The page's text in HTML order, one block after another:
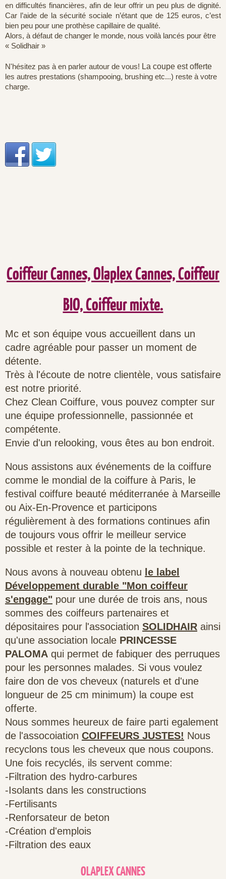
en difficultés financières, afin de leur offrir un peu plus de dignité.
Car l’aide de la sécurité sociale n’étant que de 125 euros, c’est
bien peu pour une prothèse capillaire de qualité.
Alors, à défaut de changer le monde, nous voilà lancés pour être
« Solidhair »
N'hésitez pas à en parler autour de vous! La coupe est offerte
les autres prestations (shampooing, brushing etc...) reste à votre
charge.
Coiffeur Cannes, Olaplex Cannes, Coiffeur
BIO, Coiffeur mixte.
Mc et son équipe vous accueillent dans un
cadre agréable pour passer un moment de
détente.
Très à l'écoute de notre clientèle, vous satisfaire
est notre priorité.
Chez Clean Coiffure, vous pouvez compter sur
une équipe professionnelle, passionnée et
compétente.
Envie d'un relooking, vous êtes au bon endroit.
Nous assistons aux événements de la coiffure
comme le mondial de la coiffure à Paris, le
festival coiffure beauté méditerranée à Marseille
ou Aix-En-Provence et participons
régulièrement à des formations continues afin
de toujours vous offrir le meilleur service
possible et rester à la pointe de la technique.
Nous avons à nouveau obtenu le label
Développement durable "Mon coiffeur
s'engage" pour une durée de trois ans, nous
sommes des coiffeurs partenaires et
dépositaires pour l'association SOLIDHAIR ainsi
qu'une association locale PRINCESSE
PALOMA qui permet de fabiquer des perruques
pour les personnes malades. Si vous voulez
faire don de vos cheveux (naturels et d'une
longueur de 25 cm minimum) la coupe est
offerte.
Nous sommes heureux de faire parti egalement
de l'assocoiation COIFFEURS JUSTES! Nous
recyclons tous les cheveux que nous coupons.
Une fois recyclés, ils servent comme:
-Filtration des hydro-carbures
-Isolants dans les constructions
-Fertilisants
-Renforsateur de beton
-Création d'emplois
-Filtration des eaux
OLAPLEX CANNES